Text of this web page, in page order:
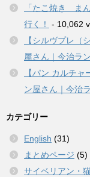
「たこ焼き ま
行く！
- 10,062
【シルヴプレ（
屋さん｜今治ラ
【パン カルチ
ン屋さん｜今治
カテゴリー
English (31)
まとめページ (5)
サイベリアン・